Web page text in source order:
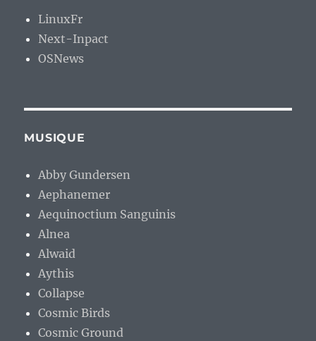
LinuxFr
Next-Inpact
OSNews
MUSIQUE
Abby Gundersen
Aephanemer
Aequinoctium Sanguinis
Alnea
Alwaid
Aythis
Collapse
Cosmic Birds
Cosmic Ground